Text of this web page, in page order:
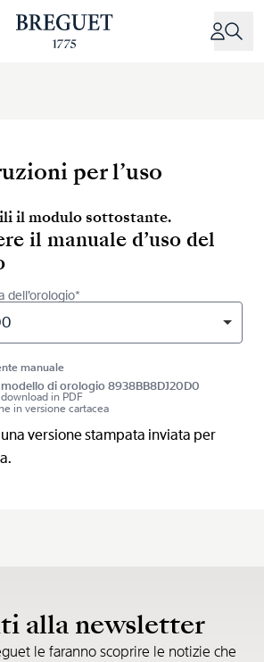
per l’uso
il modulo sottostante.
il manuale d’uso del
dell’orologio*
manuale
di orologio 8938BB8DJ20D0
in PDF
in versione cartacea
versione stampata inviata per
alla newsletter
le faranno scoprire le notizie che